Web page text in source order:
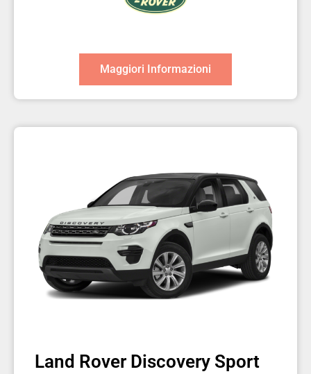
Maggiori Informazioni
Land Rover Discovery Sport